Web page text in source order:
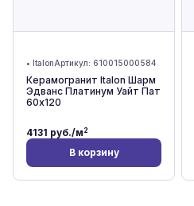
• ItalonАртикул: 610015000584
Керамогранит Italon Шарм
Эдванс Платинум Уайт Пат
60x120
4131 руб./м2
В корзину